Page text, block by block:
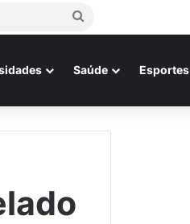
Procurar
Saúde Esportes